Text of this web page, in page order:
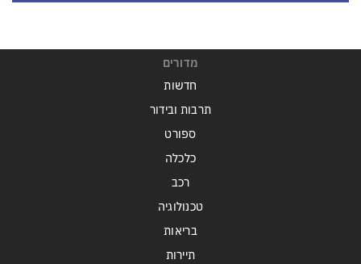
מדורים
חדשות
תרבות ובידור
ספורט
כלכלה
רכב
טכנולוגיה
בריאות
תיירות